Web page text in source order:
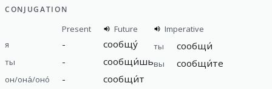
CONJUGATION
Present
Future
я
- сообщу́
ты - сообщи́шь
он/она́/оно́ - сообщи́т
Imperative
ты
сообщи́
вы сообщи́те